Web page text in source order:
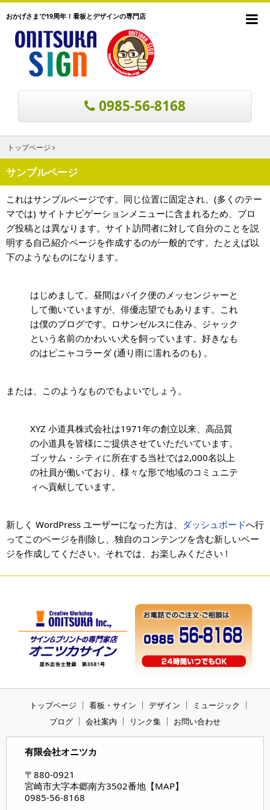
おかげさまで19周年！看板とデザインの専門店
0985-56-8168
トップページ
サンプルページ
これはサンプルページです。同じ位置に固定され、(多くのテー
マでは) サイトナビゲーションメニューに含まれるため、ブロ
グ投稿とは異なります。サイト訪問者に対して自分のことを説
明する自己紹介ページを作成するのが一般的です。たとえば以
下のようなものになります。
はじめまして。昼間はバイク便のメッセンジャーと
して働いていますが、俳優志望でもあります。これ
は僕のブログです。ロサンゼルスに住み、ジャック
という名前のかわいい犬を飼っています。好きなも
のはピニャコラーダ (通り雨に濡れるのも) 。
または、このようなものでもよいでしょう。
XYZ 小道具株式会社は1971年の創立以来、高品質
の小道具を皆様にご提供させていただいています。
ゴッサム・シティに所在する当社では2,000名以上
の社員が働いており、様々な形で地域のコミュニテ
ィへ貢献しています。
新しく WordPress ユーザーになった方は、 ダッシュボードへ行
ってこのページを削除し、独自のコンテンツを含む新しいペー
ジを作成してください。それでは、お楽しみください !
トップページ 看板・サイン デザイン
ミュージック
ブログ
会社案内 リンク集 お問い合わせ
有限会社オニツカ
〒880-0921
宮崎市大字本郷南方3502番地【MAP】
0985-56-8168